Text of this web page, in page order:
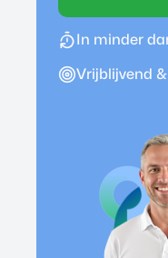
In minder
Vrijblijvend &